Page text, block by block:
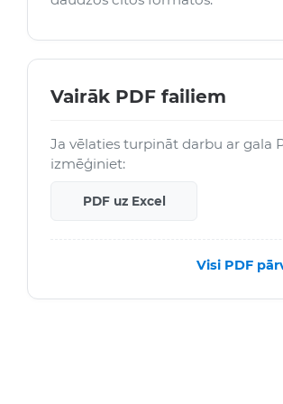
Vairāk PDF failiem
Ja vēlaties turpināt darbu ar gala
izmēģiniet:
PDF uz Excel
Visi PDF